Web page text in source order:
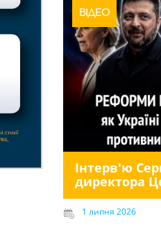
ВІДЕО
Інтерв'ю
директора
1 липня 2026